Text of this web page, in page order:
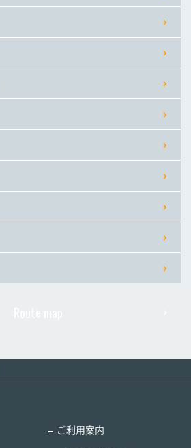
Ishimine
Tedako-Uranishi
Kyozuka
ご利用案内